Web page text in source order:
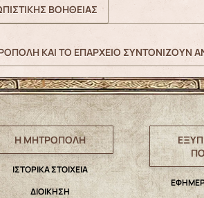
ΒΟΗΘΕΙΑΣ
ΚΑΙ ΤΟ ΕΠΑΡΧΕΙΟ ΣΥΝΤΟΝΙΖΟΥΝ
Η ΜΗΤΡΟΠΟΛΗ
IΣΤΟΡΙΚΑ ΣΤΟΙΧΕΙΑ
ΔΙΟΙΚΗΣΗ